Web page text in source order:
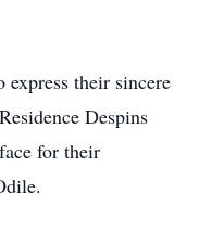
their sincere
Despins
for their